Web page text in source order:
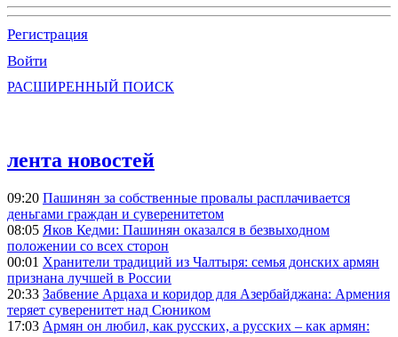
Регистрация
Войти
РАСШИРЕННЫЙ ПОИСК
лента новостей
09:20 Пашинян за собственные провалы расплачивается
деньгами граждан и суверенитетом
08:05 Яков Кедми: Пашинян оказался в безвыходном
положении со всех сторон
00:01 Хранители традиций из Чалтыря: семья донских армян
признана лучшей в России
20:33 Забвение Арцаха и коридор для Азербайджана: Армения
теряет суверенитет над Сюником
17:03 Армян он любил, как русских, а русских – как армян: